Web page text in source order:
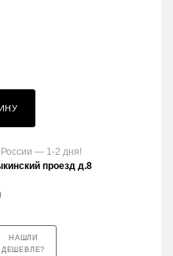
России — 1-2 дня!
проезд д.8
НАШЛИ
ДЕШЕВЛЕ?